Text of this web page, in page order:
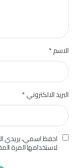
الاسم*
البريد الالكتروني*
احفظ اسمي، بريدي
لاستخدامها المرة